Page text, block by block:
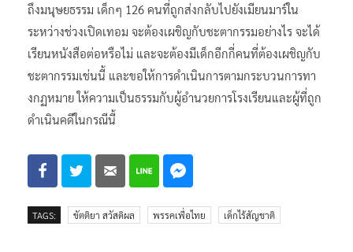
ถึงมนุษยธรรม เด็กๆ 126 คนที่ถูกส่งกลับไปยังเมียนมาร์ใน
ระหว่างช่วงเปิดเทอม จะต้องเผชิญกับชะตากรรมอย่างไร จะได้
เรียนหนังสือต่อหรือไม่ และจะต้องมีเด็กอีกกี่คนที่ต้องเผชิญกับ
ชะตากรรมเช่นนี้ และขอให้การดำเนินการตามกระบวนการทา
งกฏหมาย ให้ความเป็นธรรมกับผู้อำนวยการโรงเรียนและผู้ที่ถูก
ดำเนินคดีในกรณีนี้
TAGS: ขัตติยา สวัสดิผล พรรคเพื่อไทย เด็กไร้สัญชาติ